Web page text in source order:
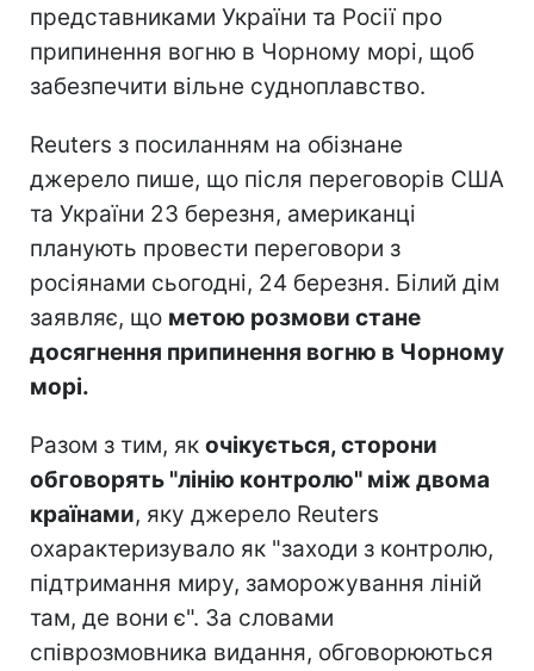
представниками України та Росії про
припинення вогню в Чорному морі, щоб
забезпечити вільне судноплавство.
Reuters з посиланням на обізнане
джерело пише, що після переговорів США
та України 23 березня, американці
планують провести переговори з
росіянами сьогодні, 24 березня. Білий дім
заявляє, що метою розмови стане
досягнення припинення вогню в Чорному
морі.
Разом з тим, як очікується, сторони
обговорять "лінію контролю" між двома
країнами, яку джерело Reuters
охарактеризувало як "заходи з контролю,
підтримання миру, заморожування ліній
там, де вони є". За словами
співрозмовника видання, обговорюються